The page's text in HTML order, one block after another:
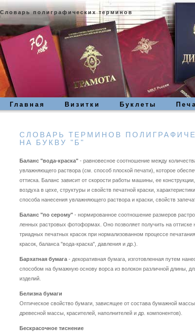
Словарь полиграфических терминов
Главная Визитки Буклеты
СЛОВАРЬ ТЕРМИНОВ
НА БУКВУ "Б"
Баланс "вода-краска" - равновесное соотношение между
увлажняющего раствора (см. способ плоской печати), которое
оттиска. Баланс зависит от скорости работы машины, ее
воздуха в цехе, структуры и свойств печатной краски,
способа нанесения увлажняющего раствора и краски, свойств
Баланс "по серому" - нормированное соотношение размеров
ленных растровых фотоформах. Оно позволяет получить на оттиске
триадных печатных красок при нормализованном процессе
красок, баланса "вода-краска", давления и др.).
Бархатная бумага - декоративная бумага, изготовленная путем
способом на бумажную основу ворса из волокон различной длины,
изделий.
Белизна бумаги
Оптическое свойство бумаги, зависящее от состава бумажной
древесной массы, красителей, наполнителей и др. компонентов).
Бескрасочное тиснение